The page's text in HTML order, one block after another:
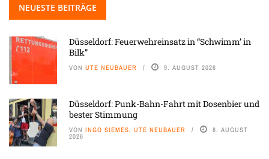
NEUESTE BEITRÄGE
Düsseldorf: Feuerwehreinsatz in “Schwimm’ in
Bilk”
VON UTE NEUBAUER 9. AUGUST 2026
Düsseldorf: Punk-Bahn-Fahrt mit Dosenbier und
bester Stimmung
VON INGO SIEMES, UTE NEUBAUER 8. AUGUST
2026